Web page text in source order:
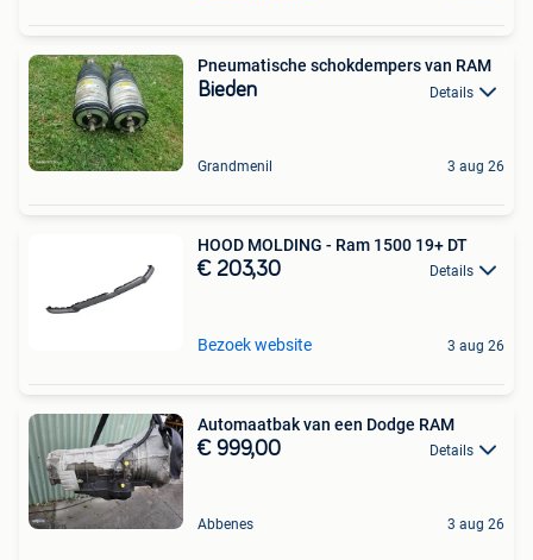
Pneumatische schokdempers van RAM
Bieden Details
Grandmenil 3 aug 26
HOOD MOLDING - Ram 1500 19+ DT
€ 203,30 Details
Bezoek website 3 aug 26
Automaatbak van een Dodge RAM
€ 999,00 Details
Abbenes 3 aug 26